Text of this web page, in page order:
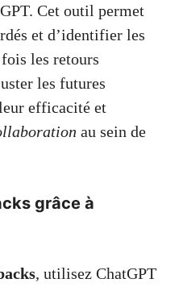
Cet outil permet
et d’identifier les
les retours
les futures
efficacité et
au sein de
grâce à
, utilisez ChatGPT